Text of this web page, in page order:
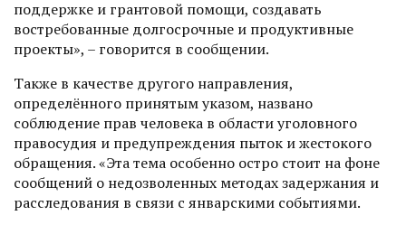
поддержке и грантовой помощи, создавать
востребованные долгосрочные и продуктивные
проекты», – говорится в сообщении.
Также в качестве другого направления,
определённого принятым указом, названо
соблюдение прав человека в области уголовного
правосудия и предупреждения пыток и жестокого
обращения. «Эта тема особенно остро стоит на фоне
сообщений о недозволенных методах задержания и
расследования в связи с январскими событиями.